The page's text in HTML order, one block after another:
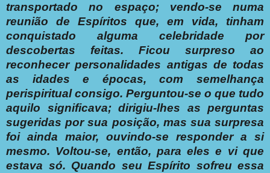
transportado no espaço; vendo-se numa
reunião de Espíritos que, em vida, tinham
conquistado alguma celebridade por
descobertas feitas. Ficou surpreso ao
reconhecer personalidades antigas de todas
as idades e épocas, com semelhança
perispiritual consigo. Perguntou-se o que tudo
aquilo significava; dirigiu-lhes as perguntas
sugeridas por sua posição, mas sua surpresa
foi ainda maior, ouvindo-se responder a si
mesmo. Voltou-se, então, para eles e vi que
estava só. Quando seu Espírito sofreu essa